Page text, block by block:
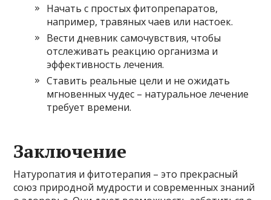
Начать с простых фитопрепаратов,
например, травяных чаев или настоек.
Вести дневник самочувствия, чтобы
отслеживать реакцию организма и
эффективность лечения.
Ставить реальные цели и не ожидать
мгновенных чудес – натуральное лечение
требует времени.
Заключение
Натуропатия и фитотерапия – это прекрасный
союз природной мудрости и современных знаний